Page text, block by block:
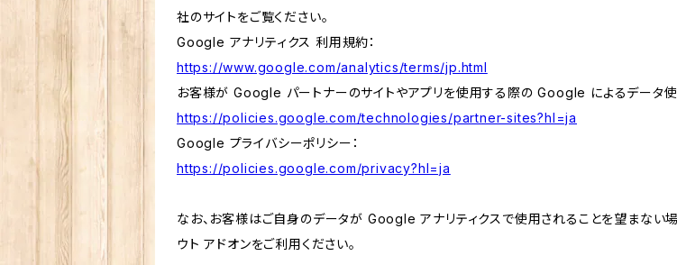
社のサイトをご覧ください。
Google アナリティクス 利用規約：
https://www.google.com/analytics/terms/jp.html
お客様が Google パートナーのサイトやアプリを使用する際の Google によるデータ使
https://policies.google.com/technologies/partner-sites?hl=ja
Google プライバシーポリシー：
https://policies.google.com/privacy?hl=ja
なお、お客様はご自身のデータが Google アナリティクスで使用されることを望まな
ウト アドオンをご利用ください。